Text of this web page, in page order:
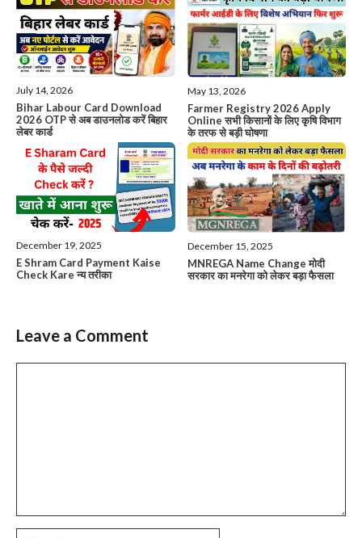
July 14, 2026
Bihar Labour Card Download
2026 OTP से अब डाउनलोड करें बिहार
लेबर कार्ड
May 13, 2026
Farmer Registry 2026 Apply
Online सभी किसानों के लिए कृषि विभाग
के तरफ से बड़ी घोषणा
December 19, 2025
E Shram Card Payment Kaise
Check Kare न्य तरीका
December 15, 2025
MNREGA Name Change मोदी
सरकार का मनरेगा को लेकर बड़ा फैसला
Leave a Comment